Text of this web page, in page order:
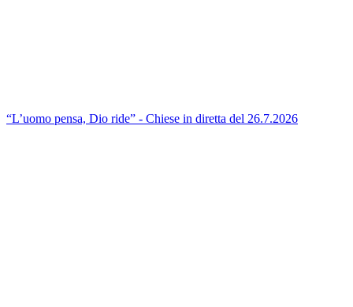
“L’uomo pensa, Dio ride” - Chiese in diretta del 26.7.2026